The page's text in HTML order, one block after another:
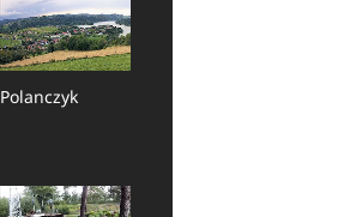
Polanczyk